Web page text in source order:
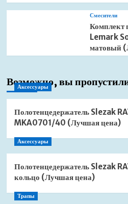
Смесители
Комплект
Lemark
матовый
Возможно, вы
Аксессуары
Полотенцедержатель Slezak
MKA0701/40 (Лучшая цена)
Аксессуары
Полотенцедержатель Slezak
кольцо (Лучшая цена)
Трапы